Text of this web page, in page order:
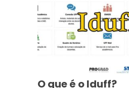
O que é o Iduff?